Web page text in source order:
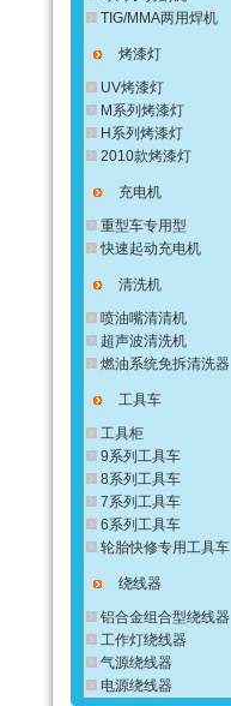
TIG/MMA两用焊机
烤漆灯
UV烤漆灯
M系列烤漆灯
H系列烤漆灯
2010款烤漆灯
充电机
重型车专用型
快速起动充电机
清洗机
喷油嘴清清机
超声波清洗机
燃油系统免拆清洗器
工具车
工具柜
9系列工具车
8系列工具车
7系列工具车
6系列工具车
轮胎快修专用工具车
绕线器
铝合金组合型绕线器
工作灯绕线器
气源绕线器
电源绕线器